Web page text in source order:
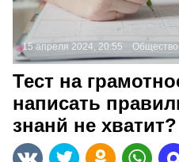
15 апреля 2024, 20:55 Общество
Тест на
написать
знанй не хватит?